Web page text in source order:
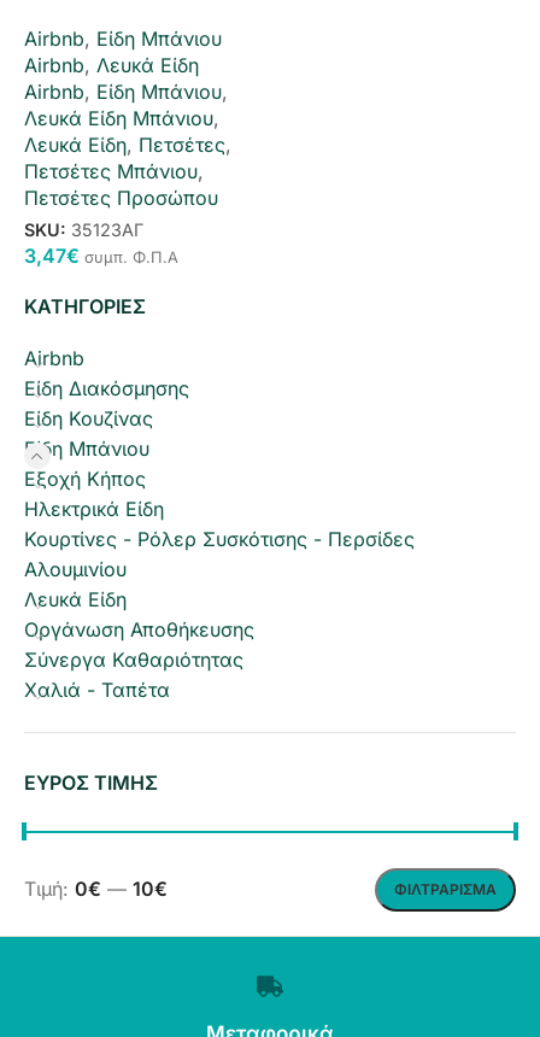
ΚΑΤΗΓΟΡΙΕΣ
Airbnb
Είδη Διακόσμησης
Είδη Κουζίνας
Είδη Μπάνιου
Εξοχή Κήπος
Ηλεκτρικά Είδη
Κουρτίνες - Ρόλερ Συσκότισης - Περσίδες
Αλουμινίου
Λευκά Είδη
Οργάνωση Αποθήκευσης
Σύνεργα Καθαριότητας
Χαλιά - Ταπέτα
ΕΥΡΟΣ ΤΙΜΗΣ
ΦΙΛΤΡΆΡΙΣΜΑ
Τιμή: 0€ — 10€
Airbnb, Είδη Μπάνιου
Airbnb, Λευκά Είδη
Airbnb, Είδη Μπάνιου,
Λευκά Είδη Μπάνιου,
Λευκά Είδη, Πετσέτες,
Πετσέτες Μπάνιου,
Πετσέτες Προσώπου
SKU: 35123ΑΓ
3,47€ συμπ. Φ.Π.Α